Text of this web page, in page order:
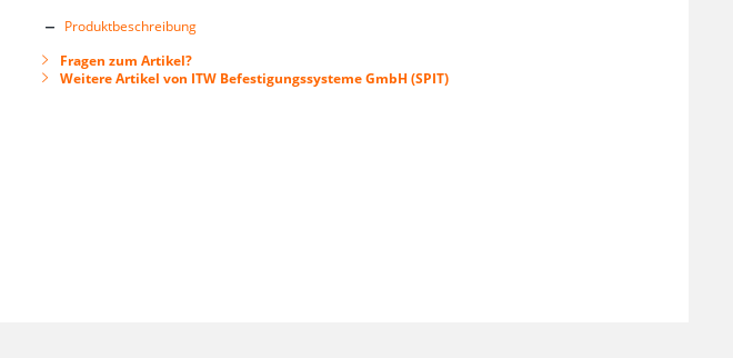
Produktbeschreibung
Fragen zum Artikel?
Weitere Artikel von ITW Befestigungssysteme GmbH (SPIT)